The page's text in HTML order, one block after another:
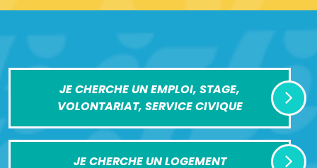
JE CHERCHE UN EMPLOI, STAGE,
VOLONTARIAT, SERVICE CIVIQUE
JE CHERCHE UN LOGEMENT